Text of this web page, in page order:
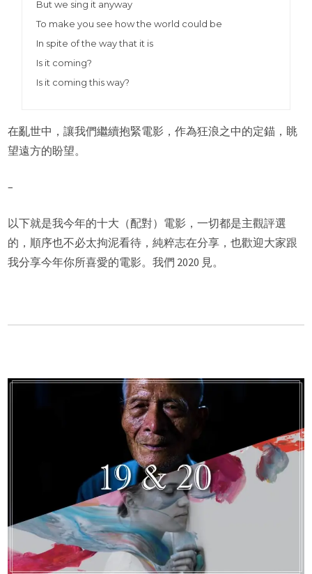
But we sing it anyway
To make you see how the world could be
In spite of the way that it is
Is it coming?
Is it coming this way?
在亂世中，讓我們繼續抱緊電影，作為狂浪之中的定錨，眺
望遠方的盼望。
–
以下就是我今年的十大（配對）電影，一切都是主觀評選
的，順序也不必太拘泥看待，純粹志在分享，也歡迎大家跟
我分享今年你所喜愛的電影。我們 2020 見。